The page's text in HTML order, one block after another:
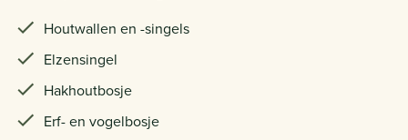
Houtwallen en -singels
Elzensingel
Hakhoutbosje
Erf- en vogelbosje